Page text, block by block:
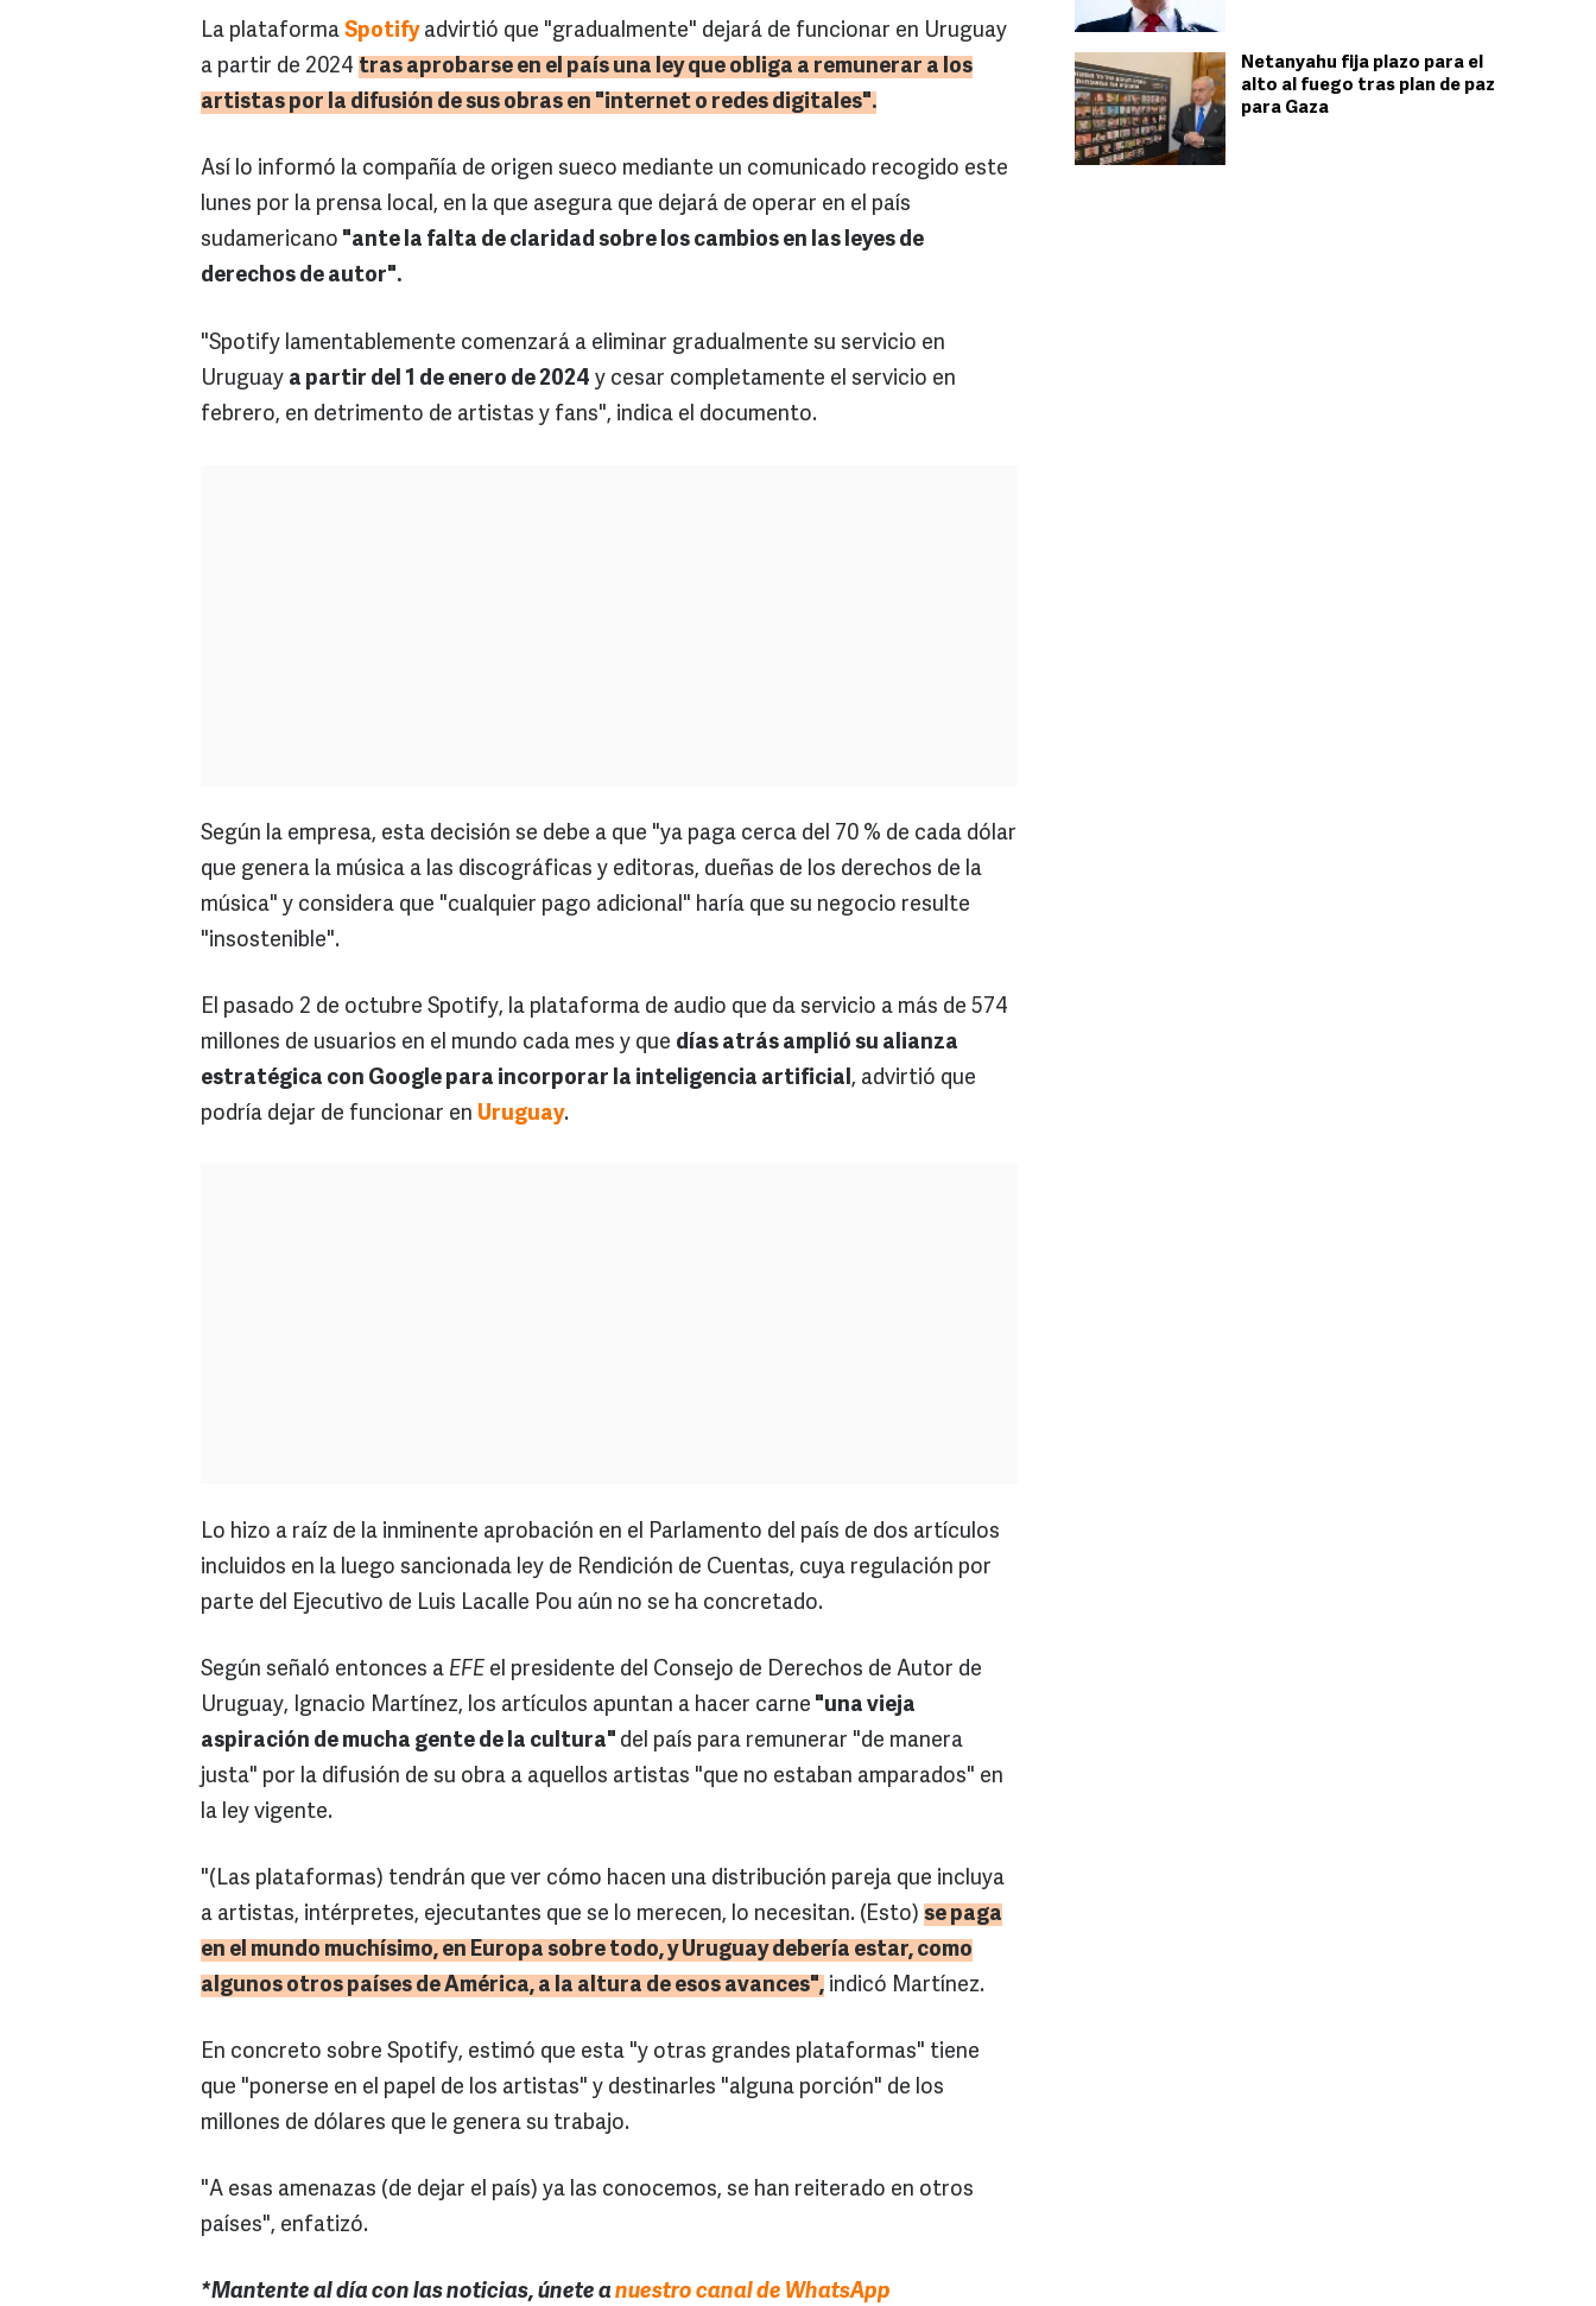
Netanyahu fija plazo para el
alto al fuego tras plan de paz
para Gaza
La plataforma Spotifyadvirtió que "gradualmente" dejará de funcionar en Uruguay
a partir de 2024 tras aprobarse en el país una ley que obliga a remunerar a los
artistas por la difusión de sus obras en "internet o redes digitales".
Así lo informó la compañía de origen sueco mediante un comunicado recogido este
lunes por la prensa local, en la que asegura que dejará de operar en el país
sudamericano "ante la falta de claridad sobre los cambios en las leyes de
derechos de autor".
"Spotify lamentablemente comenzará a eliminar gradualmente su servicio en
Uruguay a partir del 1 de enero de 2024 y cesar completamente el servicio en
febrero, en detrimento de artistas y fans", indica el documento.
Según la empresa, esta decisión se debe a que "ya paga cerca del 70 % de cada dólar
que genera la música a las discográficas y editoras, dueñas de los derechos de la
música" y considera que "cualquier pago adicional" haría que su negocio resulte
"insostenible".
El pasado 2 de octubre Spotify, la plataforma de audio que da servicio a más de 574
millones de usuarios en el mundo cada mes y que días atrás amplió su alianza
estratégica con Google para incorporar la inteligencia artificial, advirtió que
podría dejar de funcionar en Uruguay.
Lo hizo a raíz de la inminente aprobación en el Parlamento del país de dos artículos
incluidos en la luego sancionada ley de Rendición de Cuentas, cuya regulación por
parte del Ejecutivo de Luis Lacalle Pou aún no se ha concretado.
Según señaló entonces a EFE el presidente del Consejo de Derechos de Autor de
Uruguay, Ignacio Martínez, los artículos apuntan a hacer carne "una vieja
aspiración de mucha gente de la cultura" del país para remunerar "de manera
justa" por la difusión de su obra a aquellos artistas "que no estaban amparados" en
la ley vigente.
"(Las plataformas) tendrán que ver cómo hacen una distribución pareja que incluya
a artistas, intérpretes, ejecutantes que se lo merecen, lo necesitan. (Esto) se paga
en el mundo muchísimo, en Europa sobre todo, y Uruguay debería estar, como
algunos otros países de América, a la altura de esos avances", indicó Martínez.
En concreto sobre Spotify, estimó que esta "y otras grandes plataformas" tiene
que "ponerse en el papel de los artistas" y destinarles "alguna porción" de los
millones de dólares que le genera su trabajo.
"A esas amenazas (de dejar el país) ya las conocemos, se han reiterado en otros
países", enfatizó.
*Mantente al día con las noticias, únete a nuestro canal de WhatsApp